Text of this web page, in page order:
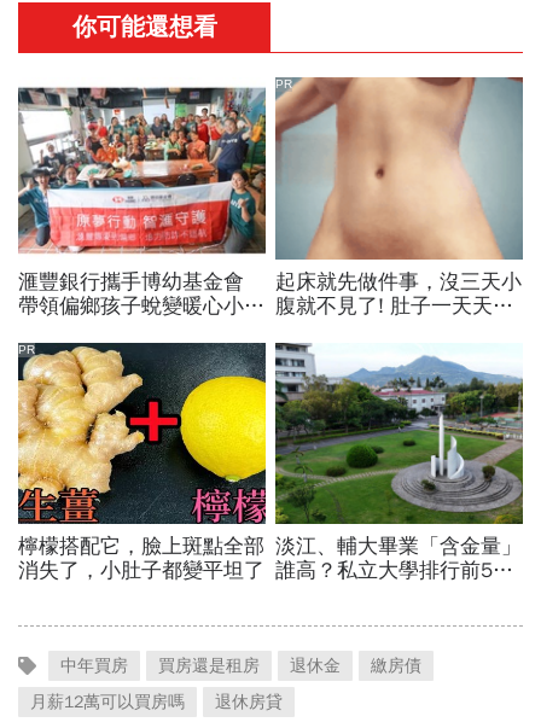
中年買房 買房還是租房 退休金
繳房債
月薪12萬可以買房嗎
退休房貸